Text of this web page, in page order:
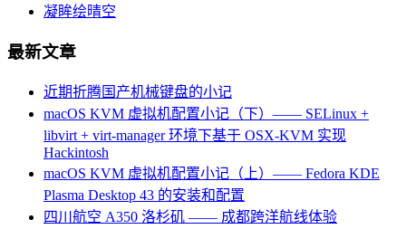
凝眸绘晴空
最新文章
近期折腾国产机械键盘的小记
macOS KVM 虚拟机配置小记（下）—— SELinux +
libvirt + virt-manager 环境下基于 OSX-KVM 实现
Hackintosh
macOS KVM 虚拟机配置小记（上）—— Fedora KDE
Plasma Desktop 43 的安装和配置
四川航空 A350 洛杉矶 —— 成都跨洋航线体验